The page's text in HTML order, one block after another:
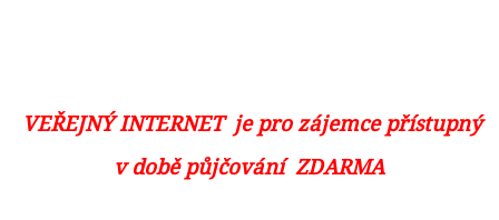
VEŘEJNÝ INTERNET je pro zájemce přístupný
v době půjčování ZDARMA